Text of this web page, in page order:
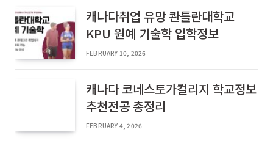
캐나다취업 유망 콴틀란대학교
KPU 원예 기술학 입학정보
FEBRUARY 10, 2026
캐나다 코네스토가컬리지 학교정보
추천전공 총정리
FEBRUARY 4, 2026